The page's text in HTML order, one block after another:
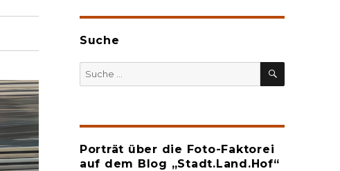
Suche
SUCHEN
Porträt über die Foto-Faktorei
auf dem Blog „Stadt.Land.Hof“